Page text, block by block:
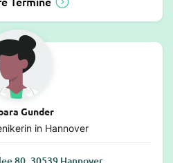
Gunder
in Hannover